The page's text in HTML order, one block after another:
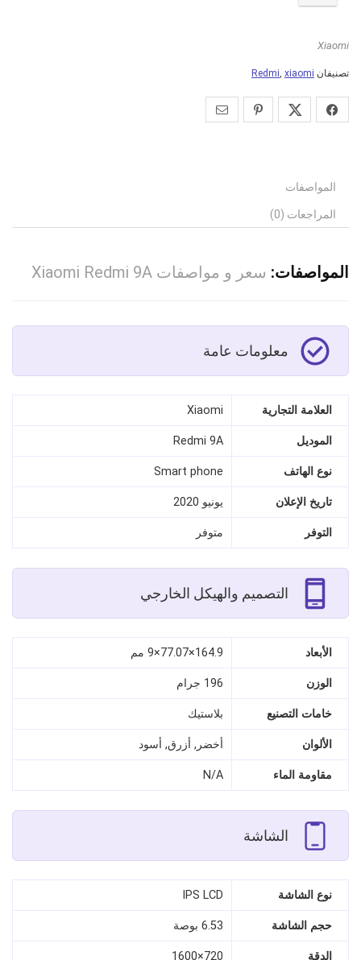
Xiaomi
تصنيفان Redmi, xiaomi
المواصفات
المراجعات (0)
المواصفات: سعر و مواصفات Xiaomi Redmi 9A
معلومات عامة
العلامة التجارية Xiaomi
الموديل Redmi 9A
نوع الهاتف Smart phone
تاريخ الإعلان يونيو 2020
التوفر متوفر
التصميم والهيكل الخارجي
الأبعاد 164.9×77.07×9 مم
الوزن 196 جرام
خامات التصنيع بلاستيك
الألوان أخضر, أزرق, أسود
مقاومة الماء N/A
الشاشة
نوع الشاشة IPS LCD
حجم الشاشة 6.53 بوصة
الدقة 720×1600